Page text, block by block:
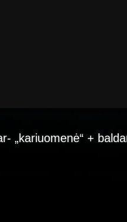
„kariuomenė“ +